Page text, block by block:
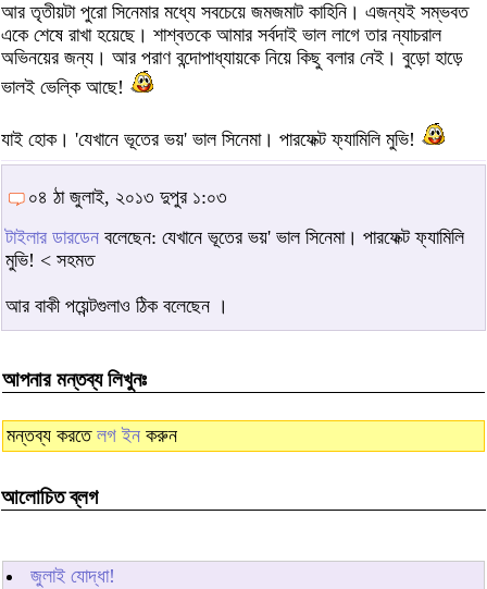
আর তৃতীয়টা পুরো সিনেমার মধ্যে সবচেয়ে জমজমাট কাহিনি। এজন্যই সম্ভবত
একে শেষে রাখা হয়েছে। শাশ্বতকে আমার সর্বদাই ভাল লাগে তার ন্যাচরাল
অভিনয়ের জন্য। আর পরাণ বন্দোপাধ্যায়কে নিয়ে কিছু বলার নেই। বুড়ো হাড়ে
ভালই ভেল্কি আছে!
যাই হোক। 'যেখানে ভূতের ভয়' ভাল সিনেমা। পারফেক্ট ফ্যামিলি মুভি!
০৪ ঠা জুলাই, ২০১৩ দুপুর ১:০৩
টাইলার ডারডেন বলেছেন: যেখানে ভূতের ভয়' ভাল সিনেমা। পারফেক্ট ফ্যামিলি
মুভি! < সহমত
আর বাকী পয়েন্টগুলাও ঠিক বলেছেন ।
আপনার মন্তব্য লিখুনঃ
মন্তব্য করতে লগ ইন করুন
আলোচিত ব্লগ
জুলাই যোদ্ধা!